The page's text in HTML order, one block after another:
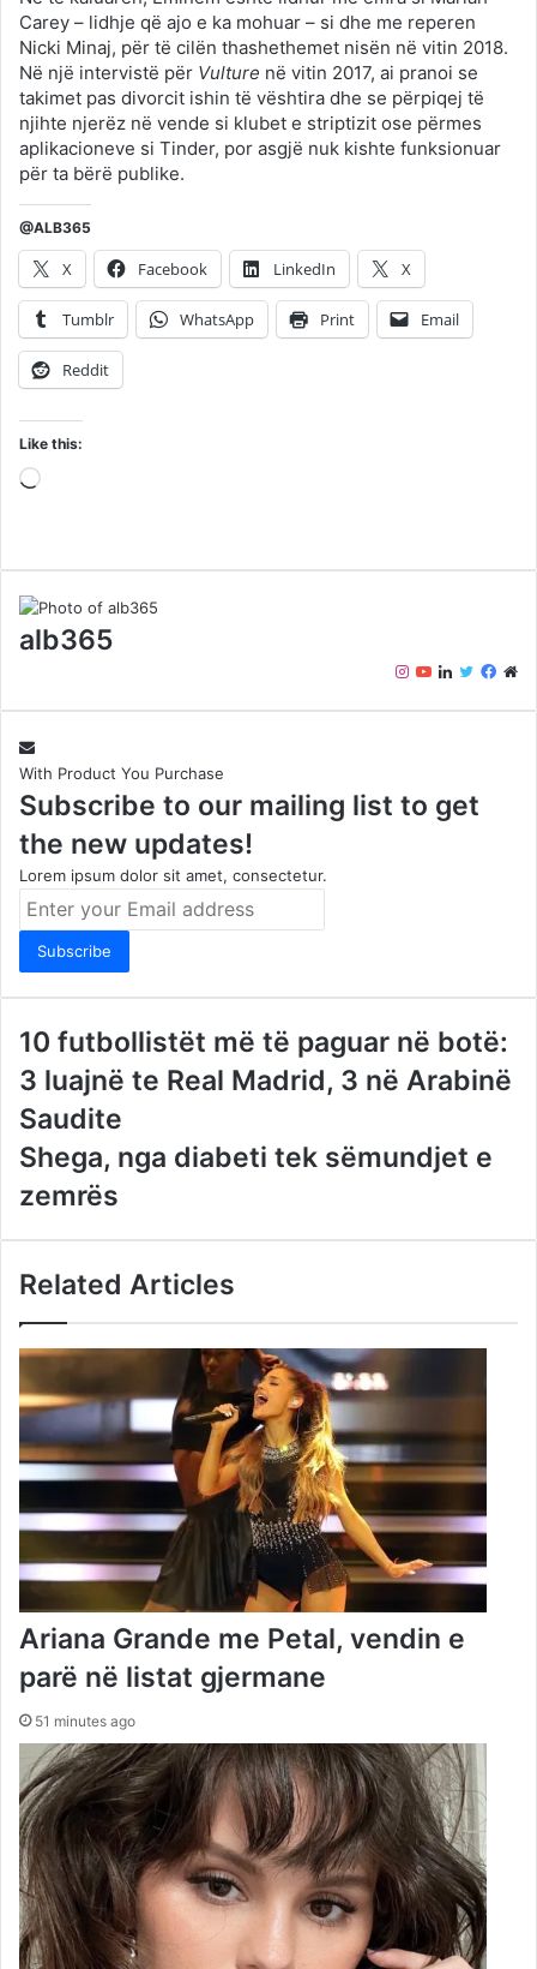
Carey – lidhje që ajo e ka mohuar – si dhe me reperen
Nicki Minaj, për të cilën thashethemet nisën në vitin 2018.
Në një intervistë për Vulture në vitin 2017, ai pranoi se
takimet pas divorcit ishin të vështira dhe se përpiqej të
njihte njerëz në vende si klubet e striptizit ose përmes
aplikacioneve si Tinder, por asgjë nuk kishte funksionuar
për ta bërë publike.
@ALB365
X Facebook LinkedIn X
Tumblr WhatsApp Print Email
Reddit
Like this:
Loading…
alb365
Twitter
LinkedIn
YouTube
Instagram
With Product You Purchase
Subscribe to our mailing list to get
the new updates!
Lorem ipsum dolor sit amet, consectetur.
Enter
Email
address
10 futbollistët më të paguar në botë:
3 luajnë te Real Madrid, 3 në Arabinë
Saudite
Shega, nga diabeti tek sëmundjet e
zemrës
Related Articles
Ariana Grande me Petal, vendin e
parë në listat gjermane
51 minutes ago